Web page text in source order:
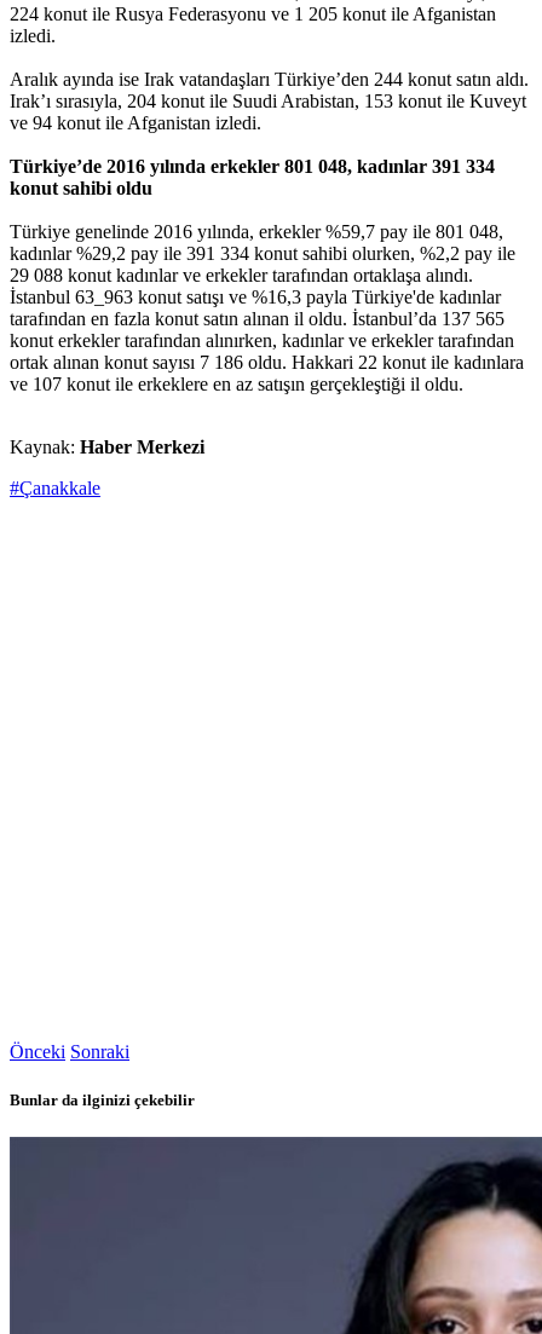
224 konut ile Rusya Federasyonu ve 1 205 konut ile Afganistan
izledi.
Aralık ayında ise Irak vatandaşları Türkiye’den 244 konut satın aldı.
Irak’ı sırasıyla, 204 konut ile Suudi Arabistan, 153 konut ile Kuveyt
ve 94 konut ile Afganistan izledi.
Türkiye’de 2016 yılında erkekler 801 048, kadınlar 391 334
konut sahibi oldu
Türkiye genelinde 2016 yılında, erkekler %59,7 pay ile 801 048,
kadınlar %29,2 pay ile 391 334 konut sahibi olurken, %2,2 pay ile
29 088 konut kadınlar ve erkekler tarafından ortaklaşa alındı.
İstanbul 63_963 konut satışı ve %16,3 payla Türkiye'de kadınlar
tarafından en fazla konut satın alınan il oldu. İstanbul’da 137 565
konut erkekler tarafından alınırken, kadınlar ve erkekler tarafından
ortak alınan konut sayısı 7 186 oldu. Hakkari 22 konut ile kadınlara
ve 107 konut ile erkeklere en az satışın gerçekleştiği il oldu.
Kaynak: Haber Merkezi
#Çanakkale
Önceki Sonraki
Bunlar da ilginizi çekebilir